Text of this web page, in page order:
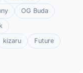
OG Buda
kizaru
Future